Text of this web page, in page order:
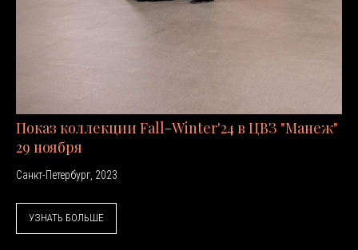
Показ коллекции Fall-Winter'24 в ЦВЗ "Манеж"
29 ноября
Санкт-Петербург, 2023
УЗНАТЬ БОЛЬШЕ